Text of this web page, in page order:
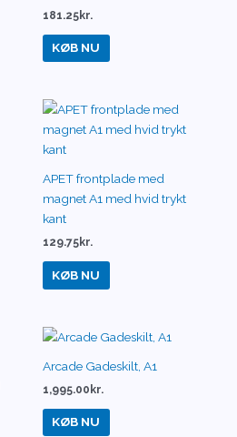
181.25kr.
KØB NU
APET frontplade med
magnet A1 med hvid trykt
kant
129.75kr.
KØB NU
Arcade Gadeskilt, A1
1,995.00kr.
KØB NU